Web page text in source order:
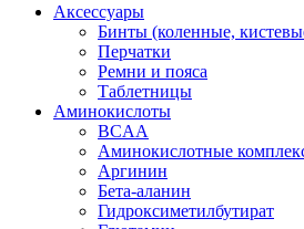
Аксессуары
Бинты (коленные,
Перчатки
Ремни и пояса
Таблетницы
Аминокислоты
BCAA
Аминокислотные
Аргинин
Бета-аланин
Гидроксиметилбутират